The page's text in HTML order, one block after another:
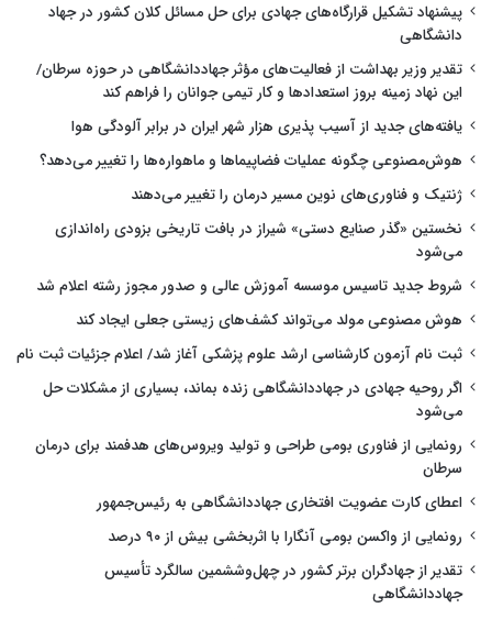
پیشنهاد تشکیل قرارگاه‌های جهادی برای حل مسائل کلان کشور در جهاد
دانشگاهی
تقدیر وزیر بهداشت از فعالیت‌های مؤثر جهاددانشگاهی در حوزه سرطان/
این نهاد زمینه بروز استعدادها و کار تیمی جوانان را فراهم کند
یافته‌های جدید از آسیب پذیری هزار شهر ایران در برابر آلودگی هوا
هوش‌مصنوعی چگونه عملیات فضاپیماها و ماهواره‌ها را تغییر می‌دهد؟
ژنتیک و فناوری‌های نوین مسیر درمان را تغییر می‌دهند
نخستین «گذر صنایع دستی» شیراز در بافت تاریخی بزودی راه‌اندازی
می‌شود
شروط جدید تاسیس موسسه آموزش عالی و صدور مجوز رشته اعلام شد
هوش مصنوعی مولد می‌تواند کشف‌های زیستی جعلی ایجاد کند
ثبت نام آزمون کارشناسی ارشد علوم پزشکی آغاز شد/ اعلام جزئیات ثبت نام
اگر روحیه جهادی در جهاددانشگاهی زنده بماند، بسیاری از مشکلات حل
می‌شود
رونمایی از فناوری بومی طراحی و تولید ویروس‌های هدفمند برای درمان
سرطان
اعطای کارت عضویت افتخاری جهاددانشگاهی به رئیس‌جمهور
رونمایی از واکسن بومی آنگارا با اثربخشی بیش از ۹۰ درصد
تقدیر از جهادگران برتر کشور در چهل‌وششمین سالگرد تأسیس
جهاددانشگاهی